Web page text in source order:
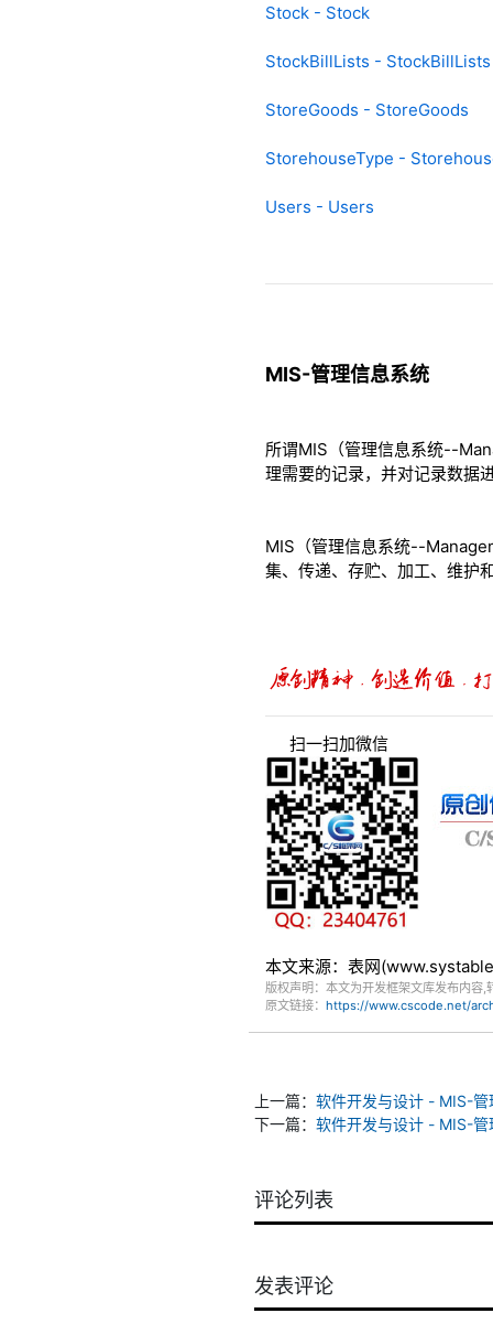
Stock - Stock
StockBillLists - StockBillLists
StoreGoods - StoreGoods
StorehouseType -
Users - Users
MIS-管理信息系统
所谓MIS（管理信息系统--
理需要的记录，并对记录数据
MIS（管理信息系统--
集、传递、存贮、加工、维护
扫一扫加微信
本文来源：表网
版权声明：本文为开发框架文库发布内容,
原文链接： https://www.cscode.net/
上一篇： 软件开发与设计 - MIS-
下一篇： 软件开发与设计 - MIS-
评论列表
发表评论